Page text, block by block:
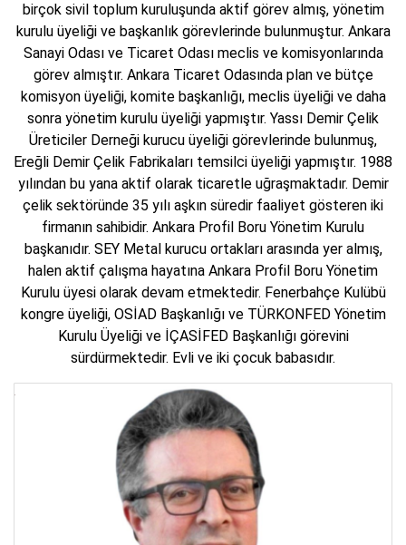
birçok sivil toplum kuruluşunda aktif görev almış, yönetim
kurulu üyeliği ve başkanlık görevlerinde bulunmuştur. Ankara
Sanayi Odası ve Ticaret Odası meclis ve komisyonlarında
görev almıştır. Ankara Ticaret Odasında plan ve bütçe
komisyon üyeliği, komite başkanlığı, meclis üyeliği ve daha
sonra yönetim kurulu üyeliği yapmıştır. Yassı Demir Çelik
Üreticiler Derneği kurucu üyeliği görevlerinde bulunmuş,
Ereğli Demir Çelik Fabrikaları temsilci üyeliği yapmıştır. 1988
yılından bu yana aktif olarak ticaretle uğraşmaktadır. Demir
çelik sektöründe 35 yılı aşkın süredir faaliyet gösteren iki
firmanın sahibidir. Ankara Profil Boru Yönetim Kurulu
başkanıdır. SEY Metal kurucu ortakları arasında yer almış,
halen aktif çalışma hayatına Ankara Profil Boru Yönetim
Kurulu üyesi olarak devam etmektedir. Fenerbahçe Kulübü
kongre üyeliği, OSİAD Başkanlığı ve TÜRKONFED Yönetim
Kurulu Üyeliği ve İÇASİFED Başkanlığı görevini
sürdürmektedir. Evli ve iki çocuk babasıdır.